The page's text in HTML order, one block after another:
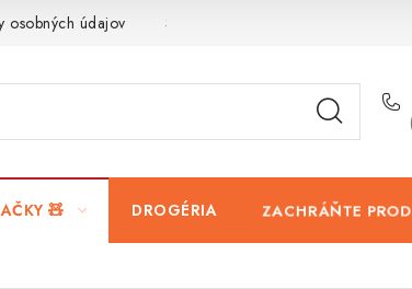
osobných údajov Servis a reklamácia
🧸 DROGÉRIA ZACHRÁŇTE